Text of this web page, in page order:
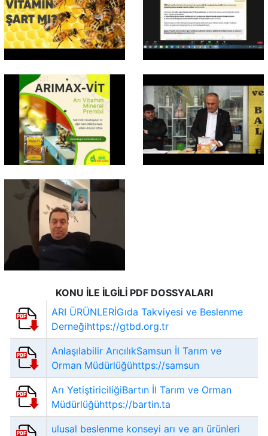
KONU İLE İLGİLİ PDF DOSSYALARI
ARI ÜRÜNLERİGıda Takviyesi ve Beslenme
Derneğihttps://gtbd.org.tr
Anlaşılabilir ArıcılıkSamsun İl Tarım ve
Orman Müdürlüğühttps://samsun
Arı YetiştiriciliğiBartın İl Tarım ve Orman
Müdürlüğühttps://bartin.ta
ulusal beslenme konseyi arı ve arı ürünleri